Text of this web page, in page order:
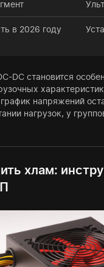
в 2026 году
DC становится
напряжений
нагрузок, у
хлам: